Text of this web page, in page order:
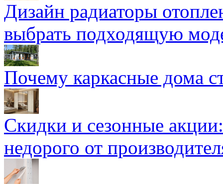
Дизайн радиаторы
выбрать подходящую
Почему каркасные дома
Скидки и сезонные
недорого от